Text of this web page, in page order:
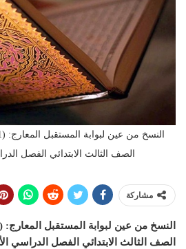
الصف الثالث الابتدائي الفصل الدراسي
مشاركة
الصف الثالث الابتدائي الفصل الدراسي الأول